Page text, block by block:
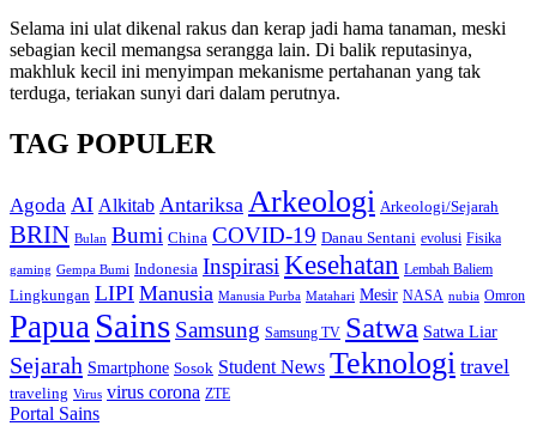
Selama ini ulat dikenal rakus dan kerap jadi hama tanaman, meski
sebagian kecil memangsa serangga lain. Di balik reputasinya,
makhluk kecil ini menyimpan mekanisme pertahanan yang tak
terduga, teriakan sunyi dari dalam perutnya.
TAG POPULER
Agoda AI Alkitab Antariksa Arkeologi Arkeologi/Sejarah
BRIN Bulan Bumi China COVID-19 Danau Sentani evolusi Fisika
gaming Gempa Bumi Indonesia InspirasiKesehatan Lembah Baliem
Lingkungan LIPI Manusia Manusia Purba Matahari Mesir NASA nubia Omron
Papua Sains Samsung Samsung TV Satwa Satwa Liar
Sejarah Smartphone Sosok Student News Teknologi travel
traveling Virus virus corona ZTE
Portal Sains